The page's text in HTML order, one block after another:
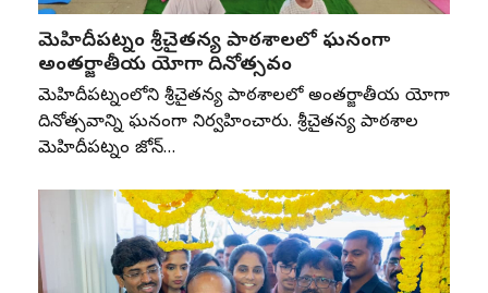
మెహిదీపట్నం శ్రీచైతన్య పాఠశాలలో ఘనంగా
అంతర్జాతీయ యోగా దినోత్సవం
మెహిదీపట్నంలోని శ్రీచైతన్య పాఠశాలలో అంతర్జాతీయ యోగా
దినోత్సవాన్ని ఘనంగా నిర్వహించారు. శ్రీచైతన్య పాఠశాల
మెహిదీపట్నం జోన్‌…